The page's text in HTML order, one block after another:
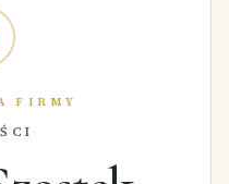
FIRMY